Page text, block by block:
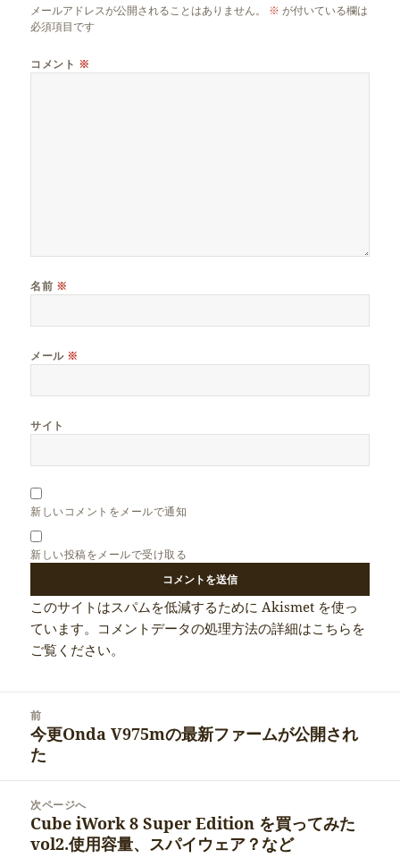
メールアドレスが公開されることはありません。 ※ が付いている欄は
必須項目です
コメント ※
名前 ※
メール ※
サイト
新しいコメントをメールで通知
新しい投稿をメールで受け取る
このサイトはスパムを低減するために Akismet を使っ
ています。 コメントデータの処理方法の詳細はこちらを
ご覧ください。
前
前
の
投
稿:
今更Onda V975mの最新ファームが公開され
た
次ページへ
次
の
Cube iWork 8 Super Edition を買ってみた
vol2.使用容量、スパイウェア？など